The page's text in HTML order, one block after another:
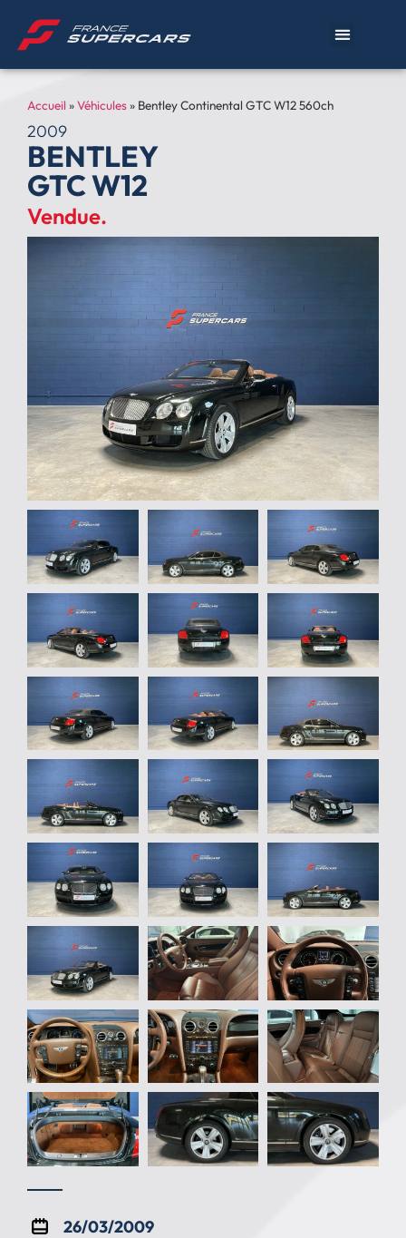
Accueil »Véhicules» Bentley Continental GTC W12 560ch
2009
BENTLEY
GTC W12
Vendue.
26/03/2009